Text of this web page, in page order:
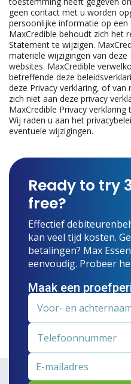
geen contact met u worden
persoonlijke informatie op een
MaxCredible behoudt zich het
Statement te wijzigen.
materiële wijzigingen van deze
websites. MaxCredible
betreffende deze
deze Privacy verklaring, of
zich niet aan deze privacy
MaxCredible Privacy
Wij raden u aan het
eventuele wijzigingen.
Ready to try
free?
Effectief
kan veel tijd kosten.
betalingen? Max
eenvoudig. Probeer
Maak een